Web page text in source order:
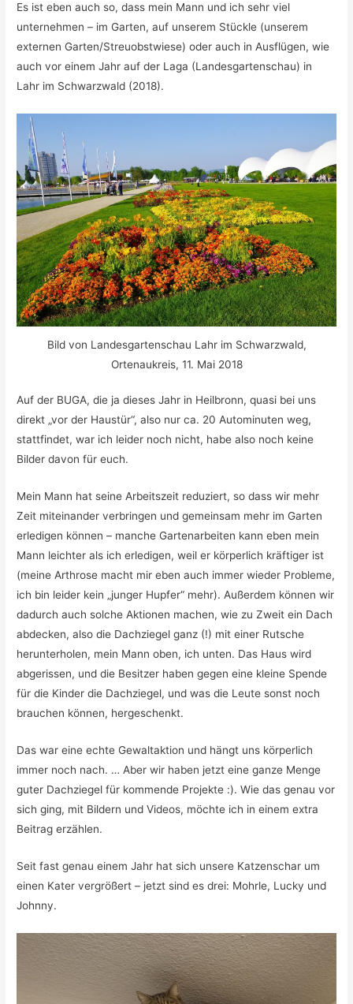
Es ist eben auch so, dass mein Mann und ich sehr viel
unternehmen – im Garten, auf unserem Stückle (unserem
externen Garten/Streuobstwiese) oder auch in Ausflügen, wie
auch vor einem Jahr auf der Laga (Landesgartenschau) in
Lahr im Schwarzwald (2018).
Bild von Landesgartenschau Lahr im Schwarzwald,
Ortenaukreis, 11. Mai 2018
Auf der BUGA, die ja dieses Jahr in Heilbronn, quasi bei uns
direkt „vor der Haustür“, also nur ca. 20 Autominuten weg,
stattfindet, war ich leider noch nicht, habe also noch keine
Bilder davon für euch.
Mein Mann hat seine Arbeitszeit reduziert, so dass wir mehr
Zeit miteinander verbringen und gemeinsam mehr im Garten
erledigen können – manche Gartenarbeiten kann eben mein
Mann leichter als ich erledigen, weil er körperlich kräftiger ist
(meine Arthrose macht mir eben auch immer wieder Probleme,
ich bin leider kein „junger Hupfer“ mehr). Außerdem können wir
dadurch auch solche Aktionen machen, wie zu Zweit ein Dach
abdecken, also die Dachziegel ganz (!) mit einer Rutsche
herunterholen, mein Mann oben, ich unten. Das Haus wird
abgerissen, und die Besitzer haben gegen eine kleine Spende
für die Kinder die Dachziegel, und was die Leute sonst noch
brauchen können, hergeschenkt.
Das war eine echte Gewaltaktion und hängt uns körperlich
immer noch nach. … Aber wir haben jetzt eine ganze Menge
guter Dachziegel für kommende Projekte :). Wie das genau vor
sich ging, mit Bildern und Videos, möchte ich in einem extra
Beitrag erzählen.
Seit fast genau einem Jahr hat sich unsere Katzenschar um
einen Kater vergrößert – jetzt sind es drei: Mohrle, Lucky und
Johnny.